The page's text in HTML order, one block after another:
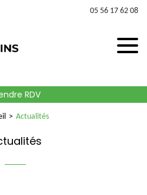
05 56 17 62 08
RDV
Actualités